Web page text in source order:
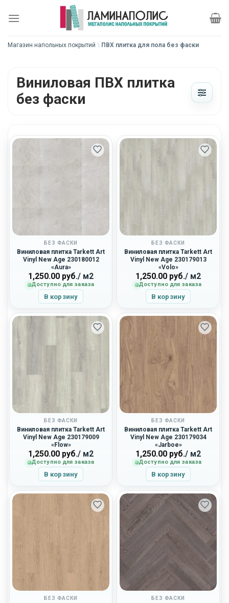
Магазин напольных покрытий \ ПВХ плитка для пола без фаски
Виниловая ПВХ плитка
без фаски
БЕЗ ФАСКИ
Виниловая плитка Tarkett Art
Vinyl New Age 230180012
«Aura»
1,250.00 руб./ м2
Доступно для заказа
В корзину
БЕЗ ФАСКИ
Виниловая плитка Tarkett Art
Vinyl New Age 230179013
«Volo»
1,250.00 руб./ м2
Доступно для заказа
В корзину
БЕЗ ФАСКИ
Виниловая плитка Tarkett Art
Vinyl New Age 230179009
«Flow»
1,250.00 руб./ м2
Доступно для заказа
В корзину
БЕЗ ФАСКИ
Виниловая плитка Tarkett Art
Vinyl New Age 230179034
«Jarboe»
1,250.00 руб./ м2
Доступно для заказа
В корзину
БЕЗ ФАСКИ БЕЗ ФАСКИ